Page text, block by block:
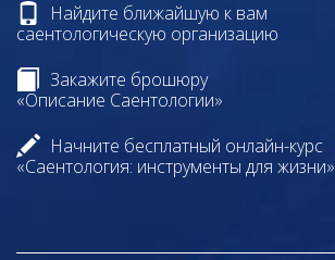
Найдите ближайшую к вам
саентологическую организацию
Закажите брошюру
«Описание Саентологии»
Начните бесплатный онлайн-курс
«Саентология: инструменты для жизни»